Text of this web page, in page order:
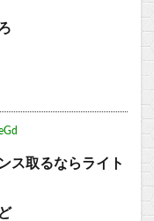
ス取るならライト